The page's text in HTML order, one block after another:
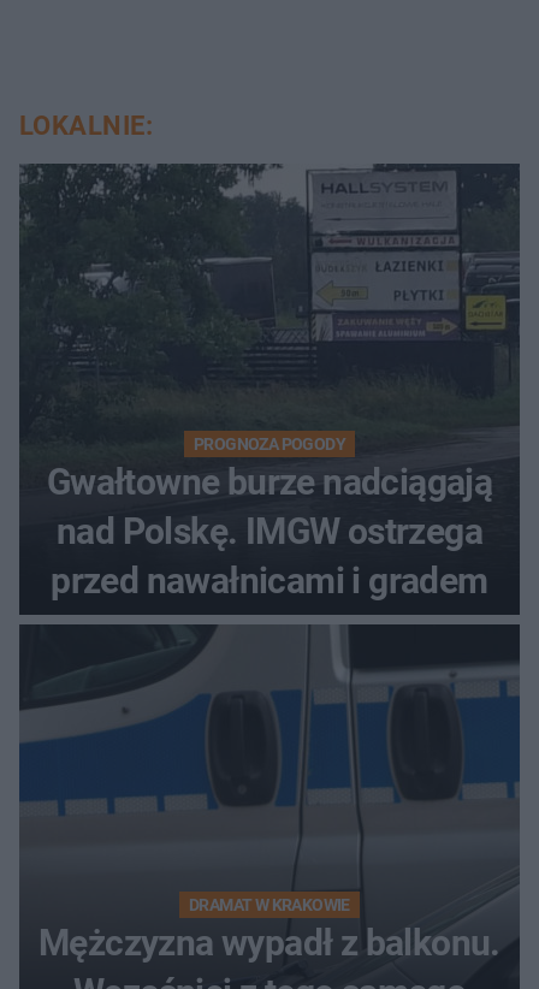
LOKALNIE:
PROGNOZA POGODY
Gwałtowne burze nadciągają
nad Polskę. IMGW ostrzega
przed nawałnicami i gradem
DRAMAT W KRAKOWIE
Mężczyzna wypadł z balkonu.